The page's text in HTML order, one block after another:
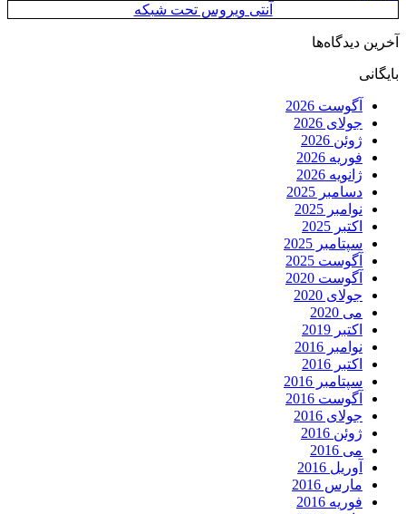
آنتی ویروس تحت شبکه
آخرین دیدگاه‌ها
بایگانی
آگوست 2026
جولای 2026
ژوئن 2026
فوریه 2026
ژانویه 2026
دسامبر 2025
نوامبر 2025
اکتبر 2025
سپتامبر 2025
آگوست 2025
آگوست 2020
جولای 2020
می 2020
اکتبر 2019
نوامبر 2016
اکتبر 2016
سپتامبر 2016
آگوست 2016
جولای 2016
ژوئن 2016
می 2016
آوریل 2016
مارس 2016
فوریه 2016